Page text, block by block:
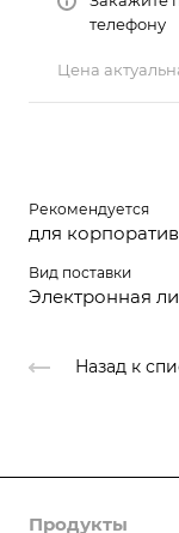
телефону
Цена
Рекомендуется
для
Вид поставки
Электронная
Назад к
Продукты